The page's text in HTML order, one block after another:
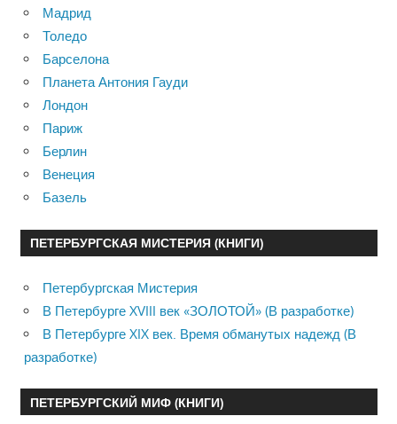
Мадрид
Толедо
Барселона
Планета Антония Гауди
Лондон
Париж
Берлин
Венеция
Базель
ПЕТЕРБУРГСКАЯ МИСТЕРИЯ (КНИГИ)
Петербургская Мистерия
В Петербурге XVIII век «ЗОЛОТОЙ» (В разработке)
В Петербурге XIX век. Время обманутых надежд (В
разработке)
ПЕТЕРБУРГСКИЙ МИФ (КНИГИ)